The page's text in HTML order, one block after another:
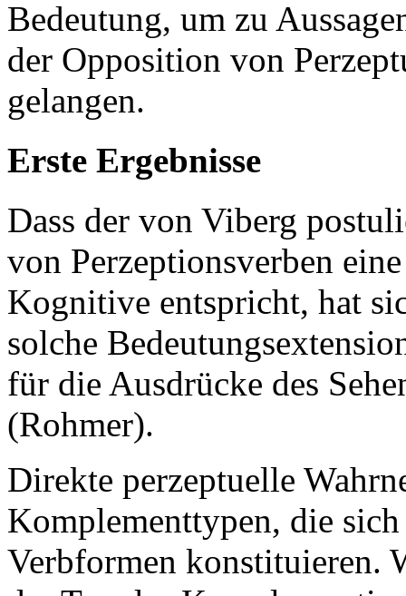
Bedeutung, um zu
der Opposition von
gelangen.
Erste Ergebnisse
Dass der von Viberg
von Perzeptionsverben
Kognitive entspricht, hat
solche
für die Ausdrücke des
(Rohmer).
Direkte perzeptuelle
Komplementtypen, die
Verbformen konstituieren.